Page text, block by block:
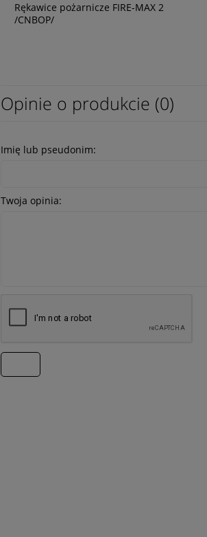
Rękawice pożarnicze FIRE-MAX 2
/CNBOP/
Opinie o produkcie (0)
Imię lub pseudonim:
Twoja opinia: